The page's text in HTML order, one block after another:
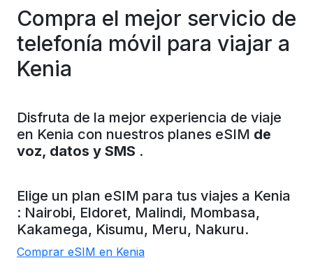
Compra el mejor servicio de
telefonía móvil para viajar a
Kenia
Disfruta de la mejor experiencia de viaje
en Kenia con nuestros planes eSIM de
voz, datos y SMS .
Elige un plan eSIM para tus viajes a Kenia
: Nairobi, Eldoret, Malindi, Mombasa,
Kakamega, Kisumu, Meru, Nakuru.
Comprar eSIM en Kenia